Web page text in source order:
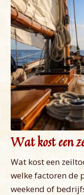
Wat kost een
Wat kost een
welke factoren de
weekend of